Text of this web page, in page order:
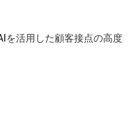
を活用した顧客接点の高度